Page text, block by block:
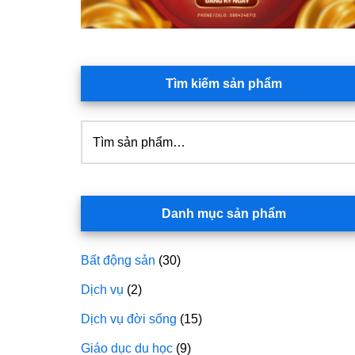
Tìm kiếm sản phẩm
kiếm:
Danh mục sản phẩm
Bất động sản (30)
Dịch vụ (2)
Dịch vụ đời sống (15)
Giáo dục du học (9)